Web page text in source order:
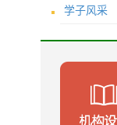
学子风采